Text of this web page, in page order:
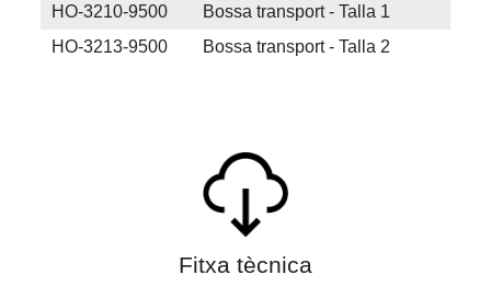
HO-3210-9500 Bossa transport - Talla 1
HO-3213-9500 Bossa transport - Talla 2
Fitxa tècnica